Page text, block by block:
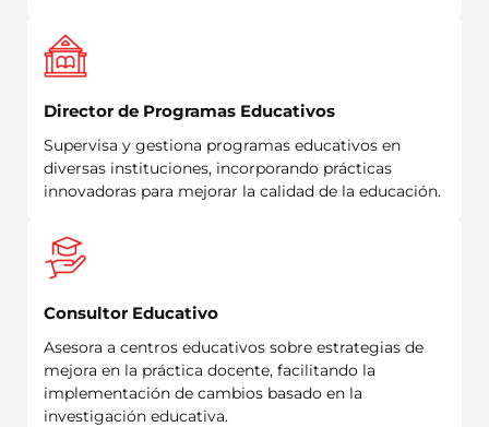
Director de Programas Educativos
Supervisa y gestiona programas educativos en
diversas instituciones, incorporando prácticas
innovadoras para mejorar la calidad de la educación.
Consultor Educativo
Asesora a centros educativos sobre estrategias de
mejora en la práctica docente, facilitando la
implementación de cambios basado en la
investigación educativa.